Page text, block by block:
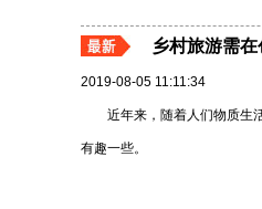
乡村旅游需
2019-08-05 11:11:34
近年来，随着人们物质生
有趣一些。